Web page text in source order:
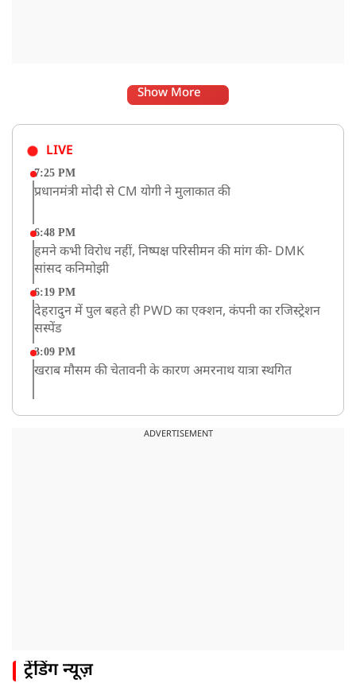
Show More
LIVE
7:25 PM
प्रधानमंत्री मोदी से CM योगी ने मुलाकात की
6:48 PM
हमने कभी विरोध नहीं, निष्पक्ष परिसीमन की मांग की- DMK
सांसद कनिमोझी
6:19 PM
देहरादुन में पुल बहते ही PWD का एक्शन, कंपनी का रजिस्ट्रेशन
सस्पेंड
3:09 PM
खराब मौसम की चेतावनी के कारण अमरनाथ यात्रा स्थगित
JPSC-JSSC को लेकर बेनतीजा रही सरकार और छात्रों के बीच
हिमाचल के चंबा में बड़ा सड़क हादसा, 7 यात्रियों की मौत; 11
ADVERTISEMENT
ट्रेंडिंग न्यूज़